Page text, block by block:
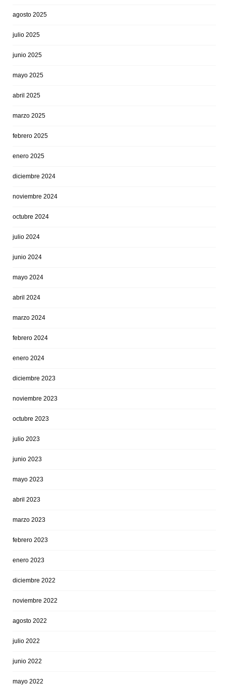
agosto 2025
julio 2025
junio 2025
mayo 2025
abril 2025
marzo 2025
febrero 2025
enero 2025
diciembre 2024
noviembre 2024
octubre 2024
julio 2024
junio 2024
mayo 2024
abril 2024
marzo 2024
febrero 2024
enero 2024
diciembre 2023
noviembre 2023
octubre 2023
julio 2023
junio 2023
mayo 2023
abril 2023
marzo 2023
febrero 2023
enero 2023
diciembre 2022
noviembre 2022
agosto 2022
julio 2022
junio 2022
mayo 2022